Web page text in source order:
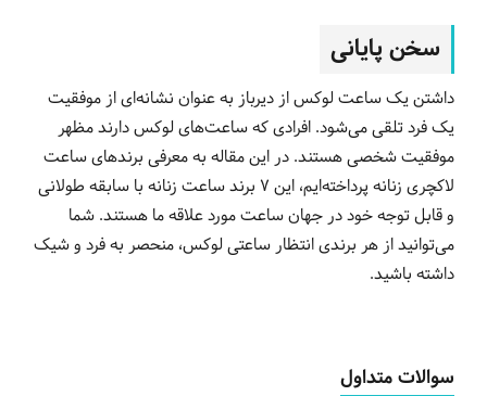
سخن پایانی
داشتن یک ساعت لوکس از دیرباز به عنوان نشانه‌ای از موفقیت
یک فرد تلقی می‌شود. افرادی که ساعت‌های لوکس دارند مظهر
موفقیت شخصی هستند. در این مقاله به معرفی برندهای ساعت
لاکچری زنانه پرداخته‌ایم، این 7 برند ساعت زنانه با سابقه طولانی
و قابل توجه خود در جهان ساعت مورد علاقه ما هستند. شما
می‌توانید از هر برندی انتظار ساعتی لوکس، منحصر به فرد و شیک
داشته باشید.
سوالات متداول